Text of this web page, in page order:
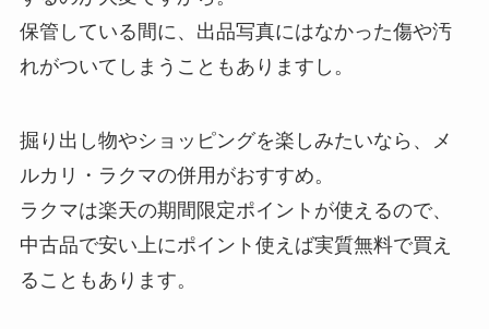
保管している間に、出品写真にはなかった傷や汚
れがついてしまうこともありますし。
掘り出し物やショッピングを楽しみたいなら、メ
ルカリ・ラクマの併用がおすすめ。
ラクマは楽天の期間限定ポイントが使えるので、
中古品で安い上にポイント使えば実質無料で買え
ることもあります。